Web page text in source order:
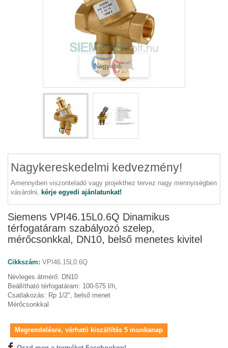
Nagyobb
Nagykereskedelmi kedvezmény!
Amennyiben viszonteladó vagy projekthez tervez nagy mennyiségben
vásárolni, kérje egyedi ajánlatunkat!
Siemens VPI46.15L0.6Q Dinamikus
térfogatáram szabályozó szelep,
mérőcsonkkal, DN10, belső menetes kivitel
Cikkszám: VPI46.15L0.6Q
Névleges átmérő: DN10
Beállítható térfogatáram: 100-575 l/h,
Csatlakozás: Rp 1/2", belső menet
Mérőcsonkkal
Megrendelésre, várható kiszállítás 5 munkanap